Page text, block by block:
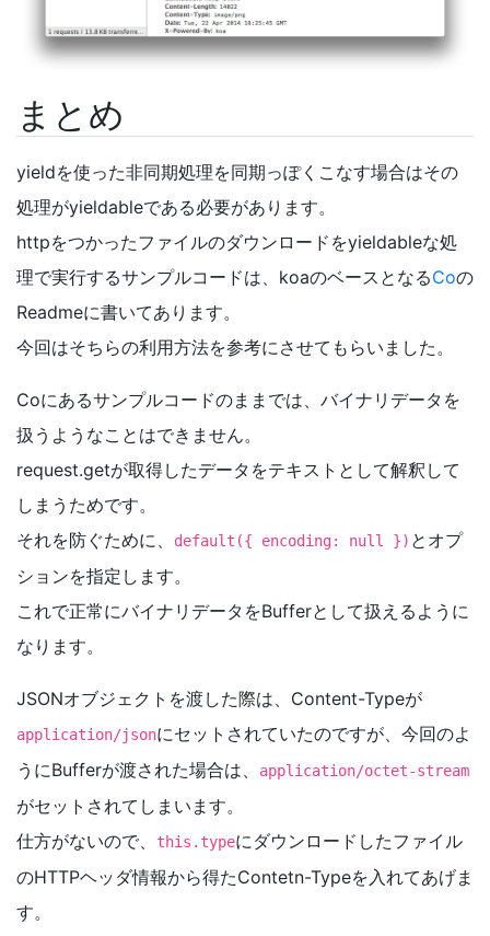
まとめ
yieldを使った非同期処理を同期っぽくこなす場合はその
処理がyieldableである必要があります。
httpをつかったファイルのダウンロードをyieldableな処
理で実行するサンプルコードは、koaのベースとなるCoの
Readmeに書いてあります。
今回はそちらの利用方法を参考にさせてもらいました。
Coにあるサンプルコードのままでは、バイナリデータを
扱うようなことはできません。
request.getが取得したデータをテキストとして解釈して
しまうためです。
それを防ぐために、
default({ encoding: null }) とオプ
ションを指定します。
これで正常にバイナリデータをBufferとして扱えるように
なります。
JSONオブジェクトを渡した際は、Content-Typeが
application/jsonにセットされていたのですが、今回のよ
うにBufferが渡された場合は、
application/octet-stream
がセットされてしまいます。
仕方がないので、
this.typeにダウンロードしたファイル
のHTTPヘッダ情報から得たContetn-Typeを入れてあげま
す。